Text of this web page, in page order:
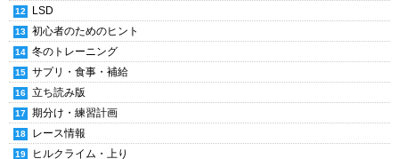
LSD
初心者のためのヒント
冬のトレーニング
サプリ・食事・補給
立ち読み版
期分け・練習計画
レース情報
ヒルクライム・上り